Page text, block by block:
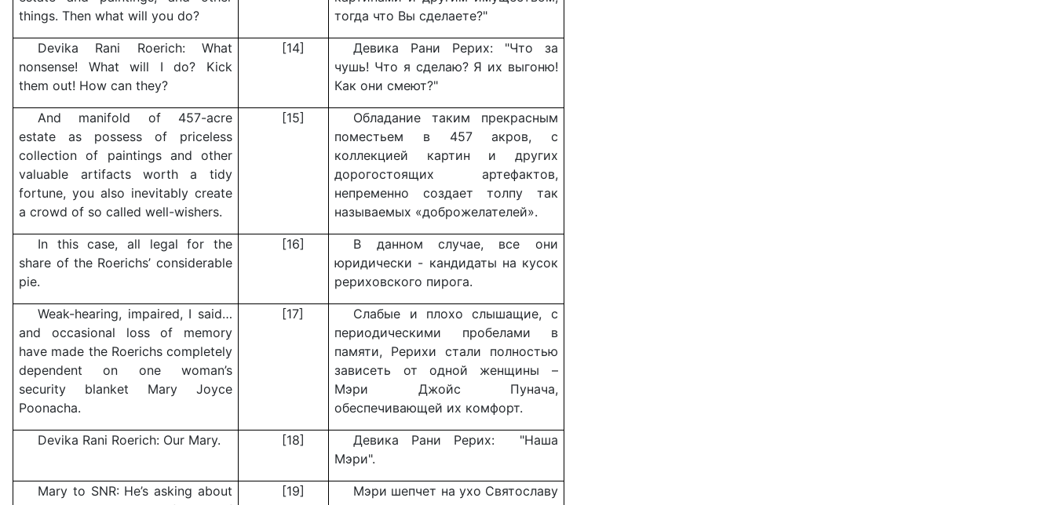
things. Then what will you do?
тогда что Вы сделаете?"
Devika Rani Roerich: What
nonsense! What will I do? Kick
them out! How can they?
[14]
Девика Рани Рерих: "Что за
чушь! Что я сделаю? Я их выгоню!
Как они смеют?"
And manifold of 457-acre
estate as possess of priceless
collection of paintings and other
valuable artifacts worth a tidy
fortune, you also inevitably create
a crowd of so called well-wishers.
[15]
Обладание таким прекрасным
поместьем в 457 акров, с
коллекцией картин и других
дорогостоящих артефактов,
непременно создает толпу так
называемых «доброжелателей».
In this case, all legal for the
share of the Roerichs’ considerable
pie.
[16]
В данном случае, все они
юридически - кандидаты на кусок
рериховского пирога.
Weak-hearing, impaired, I said…
and occasional loss of memory
have made the Roerichs completely
dependent on one woman’s
security blanket Mary Joyce
Poonacha.
[17]
Слабые и плохо слышащие, с
периодическими пробелами в
памяти, Рерихи стали полностью
зависеть от одной женщины –
Мэри Джойс Пунача,
обеспечивающей их комфорт.
Devika Rani Roerich: Our Mary. [18]
Девика Рани Рерих: "Наша
Мэри".
Mary to SNR: He’s asking about
[19]
Мэри шепчет на ухо Святославу